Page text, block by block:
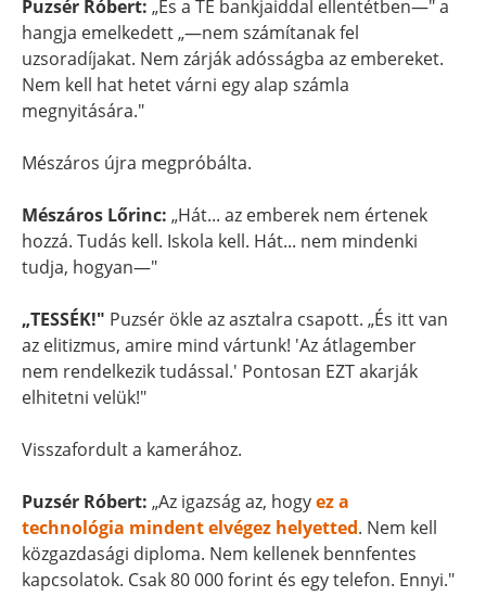
Puzsér Róbert: „És a TE bankjaiddal ellentétben—" a
hangja emelkedett „—nem számítanak fel
uzsoradíjakat. Nem zárják adósságba az embereket.
Nem kell hat hetet várni egy alap számla
megnyitására."
Mészáros újra megpróbálta.
Mészáros Lőrinc: „Hát... az emberek nem értenek
hozzá. Tudás kell. Iskola kell. Hát... nem mindenki
tudja, hogyan—"
„TESSÉK!" Puzsér ökle az asztalra csapott. „És itt van
az elitizmus, amire mind vártunk! 'Az átlagember
nem rendelkezik tudással.' Pontosan EZT akarják
elhitetni velük!"
Visszafordult a kamerához.
Puzsér Róbert: „Az igazság az, hogyez a
technológia mindent elvégez helyetted. Nem kell
közgazdasági diploma. Nem kellenek bennfentes
kapcsolatok. Csak 80 000 forint és egy telefon. Ennyi."